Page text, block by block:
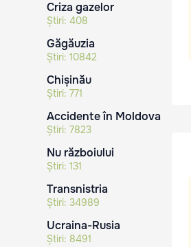
Criza gazelor
Știri: 408
Găgăuzia
Știri: 10842
Chișinău
Știri: 771
Accidente în Moldova
Știri: 7823
Nu războiului
Știri: 131
Transnistria
Știri: 34989
Ucraina-Rusia
Știri: 8491